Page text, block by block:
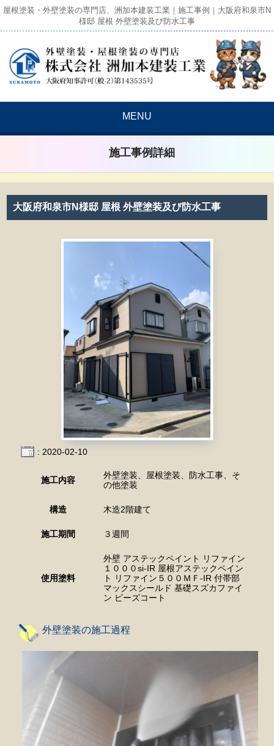
屋根塗装・外壁塗装の専門店、洲加本建装工業｜施工事例｜大阪府和泉市N
様邸 屋根 外壁塗装及び防水工事
MENU
施工事例詳細
大阪府和泉市N様邸 屋根 外壁塗装及び防水工事
: 2020-02-10
施工内容
外壁塗装、屋根塗装、防水工事、そ
の他塗装
構造 木造2階建て
施工期間 ３週間
使用塗料
外壁 アステックペイント リファイン
１０００si-IR 屋根アステックペイン
ト リファイン５００ＭＦ-IR 付帯部
マックスシールド 基礎スズカファイ
ン ビーズコート
外壁塗装の施工過程